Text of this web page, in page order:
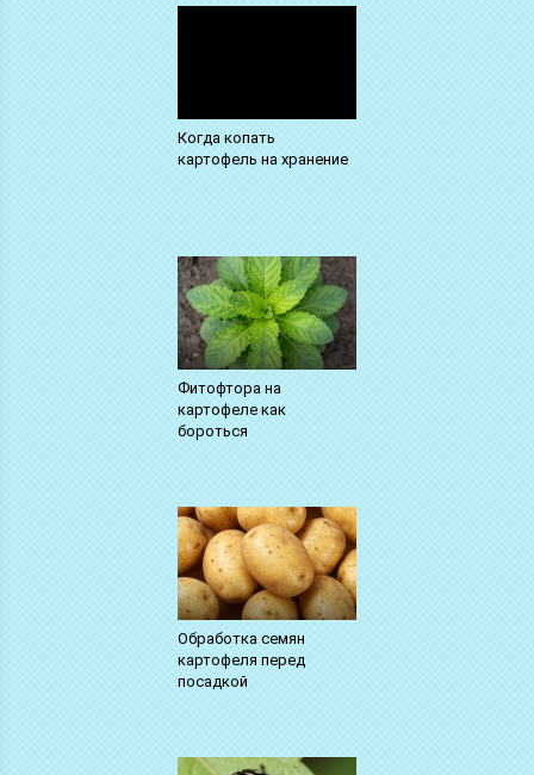
Когда копать
картофель на хранение
Фитофтора на
картофеле как
бороться
Обработка семян
картофеля перед
посадкой